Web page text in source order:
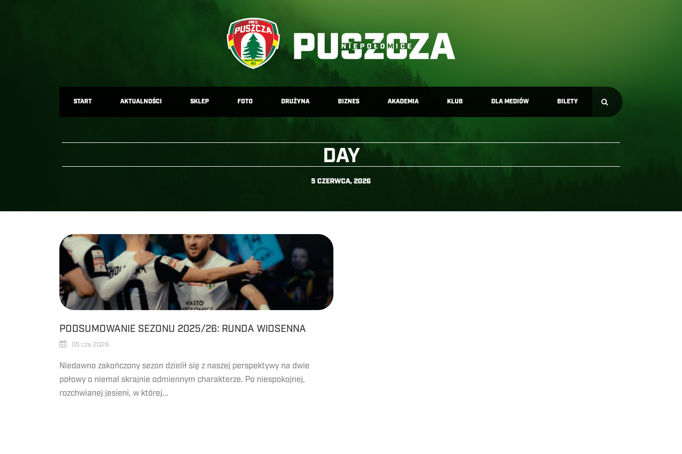
START AKTUALNOŚCI SKLEP FOTO DRUŻYNA BIZNES AKADEMIA KLUB DLA MEDIÓW BILETY
DAY
5 CZERWCA, 2026
PODSUMOWANIE SEZONU 2025/26: RUNDA WIOSENNA
05 cze 2026
Niedawno zakończony sezon dzielił się z naszej perspektywy na dwie
połowy o niemal skrajnie odmiennym charakterze. Po niespokojnej,
rozchwianej jesieni, w której...